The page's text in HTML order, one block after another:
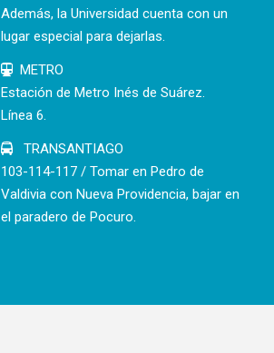
Además, la Universidad cuenta con un
lugar especial para dejarlas.
METRO
Estación de Metro Inés de Suárez.
Línea 6.
TRANSANTIAGO
103-114-117 / Tomar en Pedro de
Valdivia con Nueva Providencia, bajar en
el paradero de Pocuro.